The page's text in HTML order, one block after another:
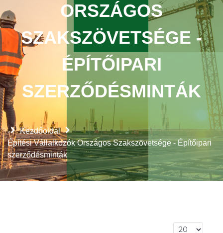
Kezdőoldal
Építési Vállalkozók Országos Szakszövetsége - Építőipari
szerződésminták
ORSZÁGOS
SZAKSZÖVETSÉGE -
ÉPÍTŐIPARI
SZERZŐDÉSMINTÁK
Tételek #